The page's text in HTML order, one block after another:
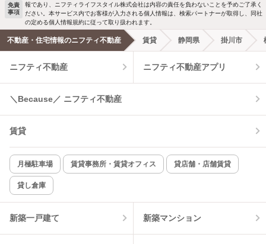
洗濯機置場あり 独立洗面台
エアコンあり 都市ガス
温水洗浄便座 オートロック
コンロ2口以上
新着のみ インターネット無料
該当件数:
8
新着メール通知を受け取る
免責
事項
報であり、ニフティライフスタイル株式会社は内容の責任を負わないことを予めご了承く
ださい。本サービス内でお客様が入力される個人情報は、検索パートナーが取得し、同社
の定める個人情報規約に従って取り扱われます。
不動産・住宅情報のニフティ不動産 賃貸 静岡県 掛川市
ニフティ不動産 ニフティ不動産アプリ
＼Because／ ニフティ不動産
賃貸
月極駐車場 賃貸事務所・賃貸オフィス 貸店舗・店舗賃貸
貸し倉庫
新築一戸建て 新築マンション